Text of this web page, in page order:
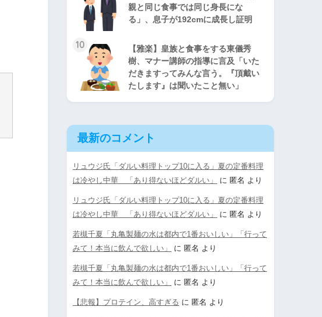
親と同じ食事では同じ身長にな
る」、息子が192cmに成長し証明
10
【雅楽】皇族と食事をする東儀秀
樹、マナー講師の指導に言及「いた
だきますってみんな言う。『頂戴い
たします』は聞いたこと無い」
最新のコメント
リュウジ氏「ダルい料理トップ10に入る」夏の定番料理
は冷やし中華 「あり得ないほどダルい」
に 匿名 より
リュウジ氏「ダルい料理トップ10に入る」夏の定番料理
は冷やし中華 「あり得ないほどダルい」
に 匿名 より
若槻千夏「丸亀製麺の水は都内で1番おいしい」「行って
みて！本当に飲んで欲しい」
に 匿名 より
若槻千夏「丸亀製麺の水は都内で1番おいしい」「行って
みて！本当に飲んで欲しい」
に 匿名 より
【悲報】プロテイン、高すぎる に 匿名 より